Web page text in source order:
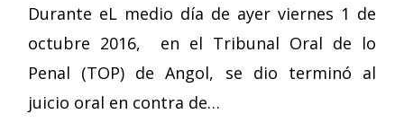
Durante eL medio día de ayer viernes 1 de
octubre 2016, en el Tribunal Oral de lo
Penal (TOP) de Angol, se dio terminó al
juicio oral en contra de…